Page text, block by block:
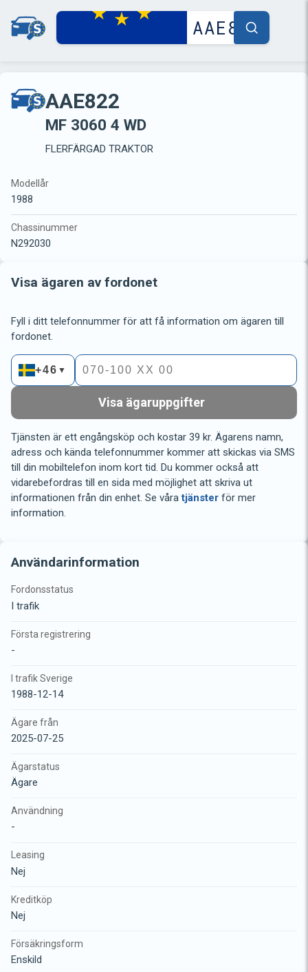
AAE822
MF 3060 4 WD
FLERFÄRGAD TRAKTOR
Modellår
1988
Chassinummer
N292030
Visa ägaren av fordonet
Fyll i ditt telefonnummer för att få information om ägaren till
fordonet.
+46 ▼
Visa ägaruppgifter
Tjänsten är ett engångsköp och kostar 39 kr. Ägarens namn,
adress och kända telefonnummer kommer att skickas via SMS
till din mobiltelefon inom kort tid. Du kommer också att
vidarebefordras till en sida med möjlighet att skriva ut
informationen från din enhet. Se våratjänster för mer
information.
Användarinformation
Fordonsstatus
I trafik
Första registrering
-
I trafik Sverige
1988-12-14
Ägare från
2025-07-25
Ägarstatus
Ägare
Användning
-
Leasing
Nej
Kreditköp
Nej
Försäkringsform
Enskild